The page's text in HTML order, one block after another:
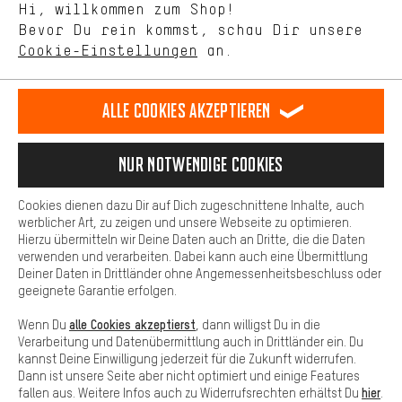
Deutsch
DE english
EN español
ES français
FR
VERTRAG WIDERRUFEN Aachener Community Affiliateprogramm
Datenschutz Allgemeine Geschäftsbedingungen
Cookie-Einstellungen Kontrast ändern
Alle Preise verstehen sich in Euro und exkl. MwSt zuzüglich
Versandkostenfür Lieferung nachUSA.
Hi, willkommen zum Shop!
Bevor Du rein kommst, schau Dir unsere
Cookie-Einstellungen an.
selbst Einfluss auf die Verbesserung unserer Webseite und
unseres Shop-Angebots.
Dein Shopping-Erlebnis wird komfortabler. Mit Komfort-Cookies
stellen wir Verknüpfungen zu Social Media Plattformen her. So
können wir dir weitere nützliche Inhalte und Informationen zur
Verfügung stellen. Zudem hast du die Möglichkeit zusätzliche
Services zu nutzen, die es dir erleichtern die richtigen Produkte zu
finden. Beispielsweise bieten wir eine Chat-Funktion an, damit
Fragen schnell und unkompliziert beantwortet werden können.
Basis
Basis-Cookies gewährleisten, dass Du unsere Webseite
grundsätzlich nutzen kannst.
Alle Cookies akzeptieren
Nur Notwendige Cookies
Cookies dienen dazu Dir auf Dich zugeschnittene Inhalte, auch
werblicher Art, zu zeigen und unsere Webseite zu optimieren.
Hierzu übermitteln wir Deine Daten auch an Dritte, die die Daten
verwenden und verarbeiten. Dabei kann auch eine Übermittlung
Deiner Daten in Drittländer ohne Angemessenheitsbeschluss oder
geeignete Garantie erfolgen.
Wenn Du alle Cookies akzeptierst , dann willigst Du in die
Verarbeitung und Datenübermittlung auch in Drittländer ein. Du
kannst Deine Einwilligung jederzeit für die Zukunft widerrufen.
Dann ist unsere Seite aber nicht optimiert und einige Features
fallen aus. Weitere Infos auch zu Widerrufsrechten erhältst Du hier